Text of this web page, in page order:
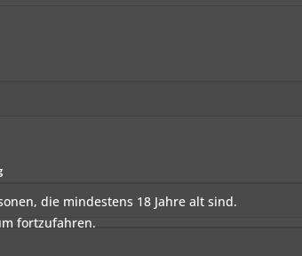
die mindestens 18 Jahre alt sind.
fortzufahren.